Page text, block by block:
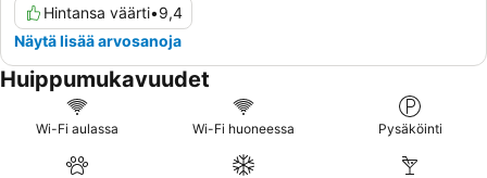
Hintansa väärti•9,4
Näytä lisää arvosanoja
Huippumukavuudet
Wi-Fi aulassa Wi-Fi huoneessa Pysäköinti